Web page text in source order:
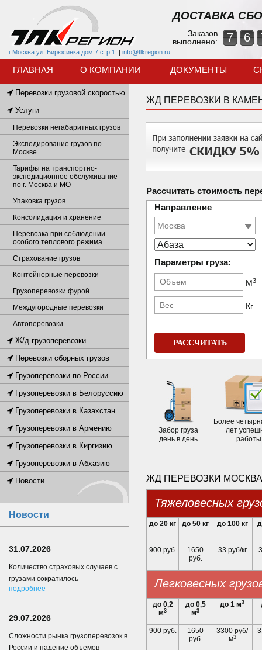
г.Москва ул. Бирюсинка дом 7 стр 1. | info@tlkregion.ru
ДОСТАВКА
Заказов
выполнено:
7 6
ГЛАВНАЯ О КОМПАНИИ ДОКУМЕНТЫ
ЖД ПЕРЕВОЗКИ В
Рассчитать стоимость
Направление
Параметры груза:
М3
Кг
РАССЧИТАТЬ
Забор груза
день в день
Более
лет
работы
ЖД ПЕРЕВОЗКИ
Тяжеловесных
до 20 кг до 50 кг до 100 кг
900 руб.
1650
руб.
33 руб/кг
Легковесных
до 0,2
м3
до 0,5
м3
до 1 м3
900 руб.
1650
руб.
3300 руб/
м3
Перевозки грузовой скоростью
Услуги
Перевозки негабаритных грузов
Экспедирование грузов по
Москве
Тарифы на транспортно-
экспедиционное обслуживание
по г. Москва и МО
Упаковка грузов
Консолидация и хранение
Перевозка при соблюдении
особого теплового режима
Страхование грузов
Контейнерные перевозки
Грузоперевозки фурой
Междугородные перевозки
Автоперевозки
Ж/д грузоперевозки
Перевозки сборных грузов
Грузоперевозки по России
Грузоперевозки в Белоруссию
Грузоперевозки в Казахстан
Грузоперевозки в Армению
Грузоперевозки в Киргизию
Грузоперевозки в Абхазию
Новости
Новости
31.07.2026
Количество страховых случаев с
грузами сократилось
подробнее
29.07.2026
Сложности рынка грузоперевозок в
России и падение объемов